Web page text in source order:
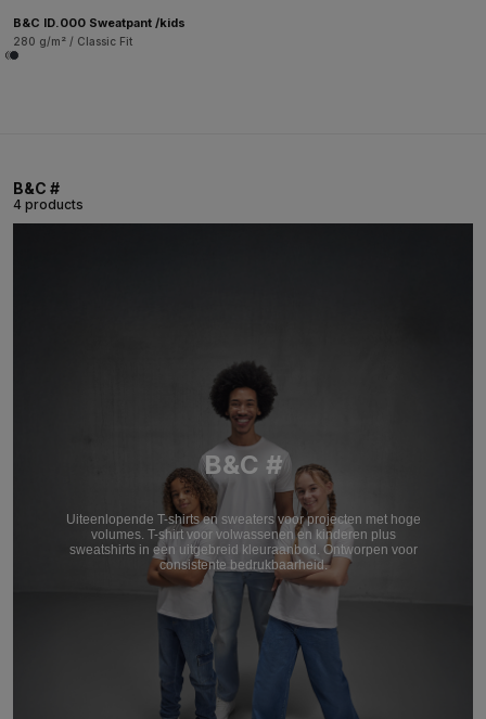
B&C ID.000 Sweatpant /kids
280 g/m² / Classic Fit
B&C #
4 products
B&C #
Uiteenlopende T-shirts en sweaters voor projecten met hoge
volumes. T-shirt voor volwassenen en kinderen plus
sweatshirts in een uitgebreid kleuraanbod. Ontworpen voor
consistente bedrukbaarheid.